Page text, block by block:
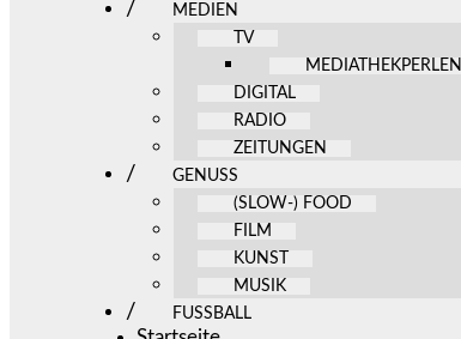
MEDIEN
TV
MEDIATHEKPERLEN
DIGITAL
RADIO
ZEITUNGEN
GENUSS
(SLOW-) FOOD
FILM
KUNST
MUSIK
FUSSBALL